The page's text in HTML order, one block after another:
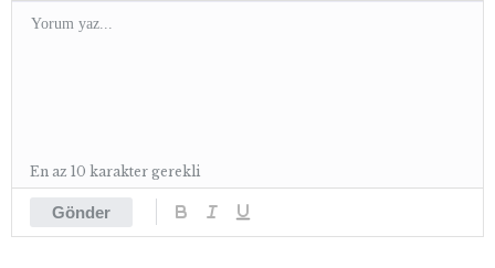
Gönder
En az 10 karakter gerekli